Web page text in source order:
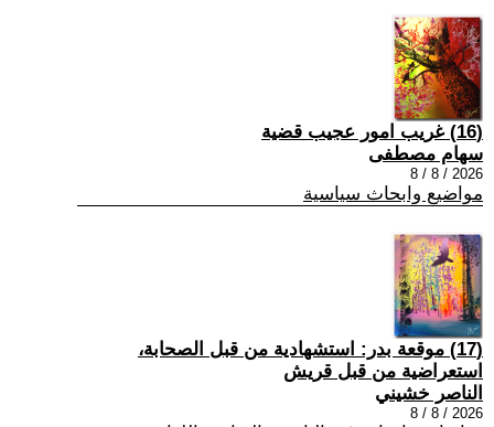
(16) غريب امور عجيب قضية
سهام مصطفى
2026 / 8 / 8
مواضيع وابحاث سياسية
(17) موقعة بدر: استشهادية من قبل الصحابة،
استعراضية من قبل قريش
الناصر خشيني
2026 / 8 / 8